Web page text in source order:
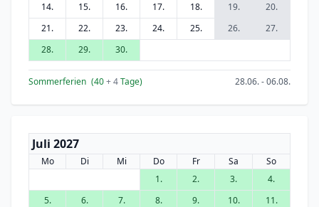
14.
15. 16. 17. 18. 19.
20.
21.
22. 23. 24. 25. 26.
27.
28.
29. 30.
Sommerferien (40+ 4Tage) 28.06. - 06.08.
Juli 2027
Mo Di Mi Do Fr Sa
So
1.
2. 3.
4.
5.
6. 7. 8. 9. 10.
11.